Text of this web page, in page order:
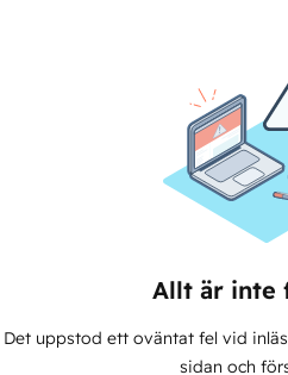
Allt är inte
Det uppstod ett oväntat fel vid
sidan och